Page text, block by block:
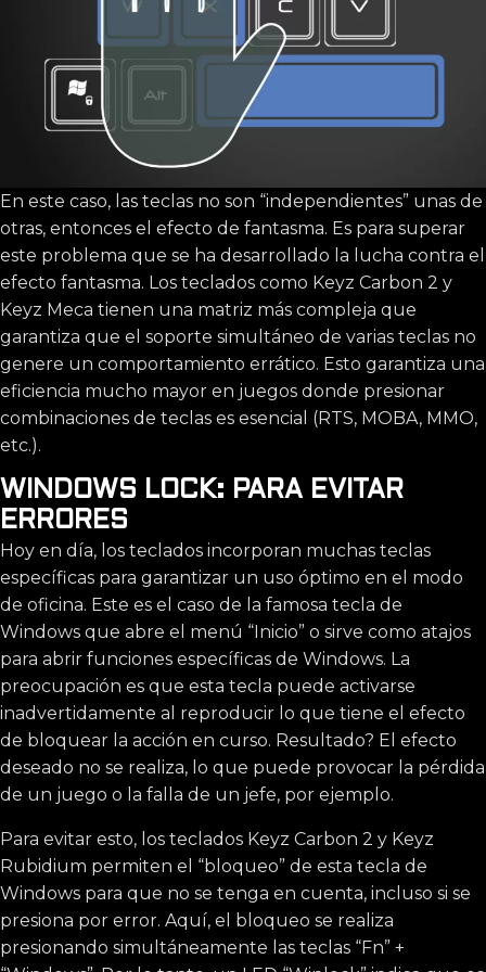
En este caso, las teclas no son “independientes” unas de
otras, entonces el efecto de fantasma. Es para superar
este problema que se ha desarrollado la lucha contra el
efecto fantasma. Los teclados como Keyz Carbon 2 y
Keyz Meca tienen una matriz más compleja que
garantiza que el soporte simultáneo de varias teclas no
genere un comportamiento errático. Esto garantiza una
eficiencia mucho mayor en juegos donde presionar
combinaciones de teclas es esencial (RTS, MOBA, MMO,
etc.).
WINDOWS LOCK: PARA EVITAR
ERRORES
Hoy en día, los teclados incorporan muchas teclas
específicas para garantizar un uso óptimo en el modo
de oficina. Este es el caso de la famosa tecla de
Windows que abre el menú “Inicio” o sirve como atajos
para abrir funciones específicas de Windows. La
preocupación es que esta tecla puede activarse
inadvertidamente al reproducir lo que tiene el efecto
de bloquear la acción en curso. Resultado? El efecto
deseado no se realiza, lo que puede provocar la pérdida
de un juego o la falla de un jefe, por ejemplo.
Para evitar esto, los teclados Keyz Carbon 2 y Keyz
Rubidium permiten el “bloqueo” de esta tecla de
Windows para que no se tenga en cuenta, incluso si se
presiona por error. Aquí, el bloqueo se realiza
presionando simultáneamente las teclas “Fn” +